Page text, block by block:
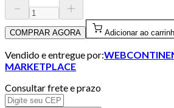
COMPRAR AGORA Adicionar ao
Vendido e entregue por:
MARKETPLACE
Consultar frete e prazo